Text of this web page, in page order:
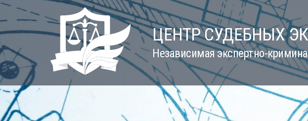
Skip
to
content
ЦЕНТР СУДЕБНЫХ
Независимая экспертно-